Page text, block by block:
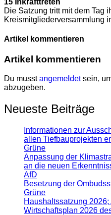
Die Satzung tritt mit dem Tag
Kreismitgliederversammlung
Artikel kommentieren
Artikel kommentieren
Du musstangemeldetsein,
abzugeben.
Neueste Beiträge
Informationen zur
allen Tiefbauprojekten
Grüne
Anpassung der
an die neuen
AfD
Besetzung der
Grüne
Haushaltssatzung
Wirtschaftsplan 2026